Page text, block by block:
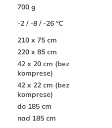
700 g
-2 / -8 / -26 °C
210 x 75 cm
220 x 85 cm
42 x 20 cm (bez
komprese)
42 x 22 cm (bez
komprese)
do 185 cm
nad 185 cm